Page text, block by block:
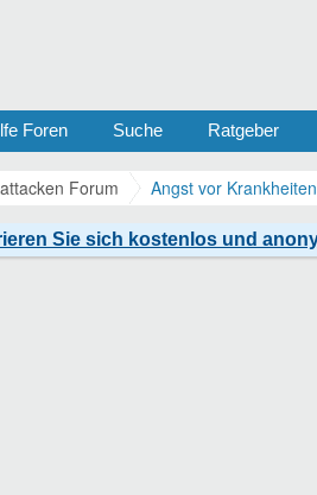
Foren Suche Ratgeber
Forum Angst vor Krankheiten